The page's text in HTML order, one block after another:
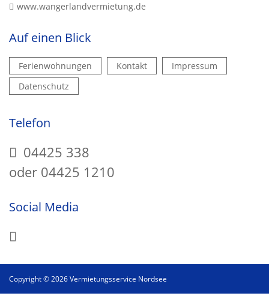
www.wangerlandvermietung.de
Auf einen Blick
Ferienwohnungen Kontakt
Impressum
Datenschutz
Telefon
04425 338
oder 04425 1210
Social Media
Copyright © 2026 Vermietungsservice Nordsee